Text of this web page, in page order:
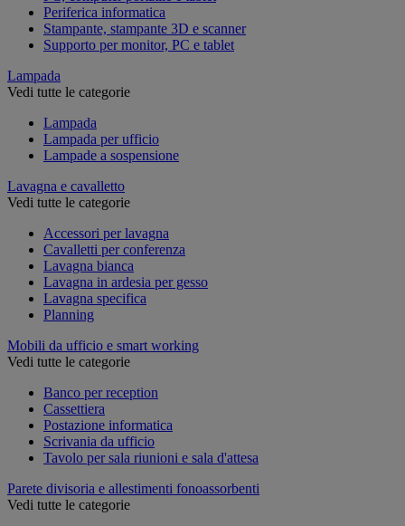
Periferica informatica
Stampante, stampante 3D e scanner
Supporto per monitor, PC e tablet
Lampada
Vedi tutte le categorie
Lampada
Lampada per ufficio
Lampade a sospensione
Lavagna e cavalletto
Vedi tutte le categorie
Accessori per lavagna
Cavalletti per conferenza
Lavagna bianca
Lavagna in ardesia per gesso
Lavagna specifica
Planning
Mobili da ufficio e smart working
Vedi tutte le categorie
Banco per reception
Cassettiera
Postazione informatica
Scrivania da ufficio
Tavolo per sala riunioni e sala d'attesa
Parete divisoria e allestimenti fonoassorbenti
Vedi tutte le categorie